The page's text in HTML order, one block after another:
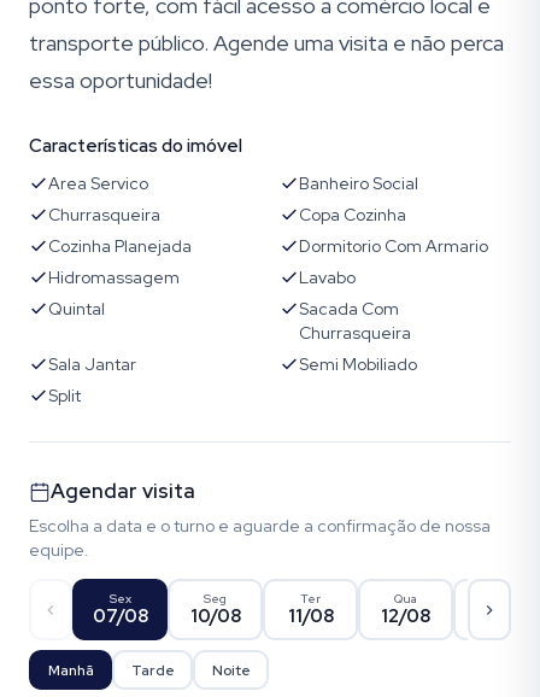
transporte público. Agende uma visita e não perca
essa oportunidade!
Características do imóvel
Area Servico
Banheiro Social
Churrasqueira
Copa Cozinha
Cozinha Planejada
Dormitorio Com Armario
Hidromassagem
Lavabo
Quintal
Sacada Com
Churrasqueira
Sala Jantar
Semi Mobiliado
Split
Agendar visita
Escolha a data e o turno e aguarde a confirmação de nossa
equipe.
Sex
07/08
Seg
10/08
Ter
11/08
Qua
12/08 13/08
Manhã Tarde Noite